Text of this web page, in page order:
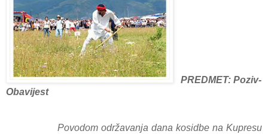
PREDMET: Poziv-
Obavijest
Povodom održavanja dana kosidbe na Kupresu